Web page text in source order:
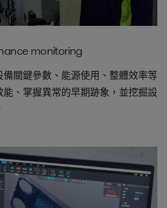
monitoring
關鍵參數、能源使用、整體效率等
、掌握異常的早期跡象，並挖掘設